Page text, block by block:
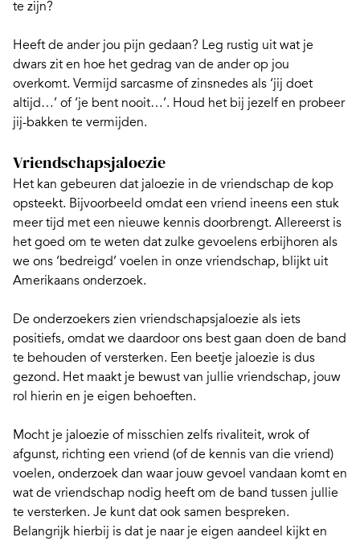
te zijn?
Heeft de ander jou pijn gedaan? Leg rustig uit wat je
dwars zit en hoe het gedrag van de ander op jou
overkomt. Vermijd sarcasme of zinsnedes als ‘jij doet
altijd…’ of ‘je bent nooit…’. Houd het bij jezelf en probeer
jij-bakken te vermijden.
Vriendschapsjaloezie
Het kan gebeuren dat jaloezie in de vriendschap de kop
opsteekt. Bijvoorbeeld omdat een vriend ineens een stuk
meer tijd met een nieuwe kennis doorbrengt. Allereerst is
het goed om te weten dat zulke gevoelens erbijhoren als
we ons ‘bedreigd’ voelen in onze vriendschap, blijkt uit
Amerikaans onderzoek.
De onderzoekers zien vriendschapsjaloezie als iets
positiefs, omdat we daardoor ons best gaan doen de band
te behouden of versterken. Een beetje jaloezie is dus
gezond. Het maakt je bewust van jullie vriendschap, jouw
rol hierin en je eigen behoeften.
Mocht je jaloezie of misschien zelfs rivaliteit, wrok of
afgunst, richting een vriend (of de kennis van die vriend)
voelen, onderzoek dan waar jouw gevoel vandaan komt en
wat de vriendschap nodig heeft om de band tussen jullie
te versterken. Je kunt dat ook samen bespreken.
Belangrijk hierbij is dat je naar je eigen aandeel kijkt en